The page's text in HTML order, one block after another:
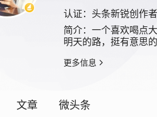
认证： 头条新锐创作者
简介： 一个喜欢喝点
明天的路，挺有意思
更多信息
文章 微头条